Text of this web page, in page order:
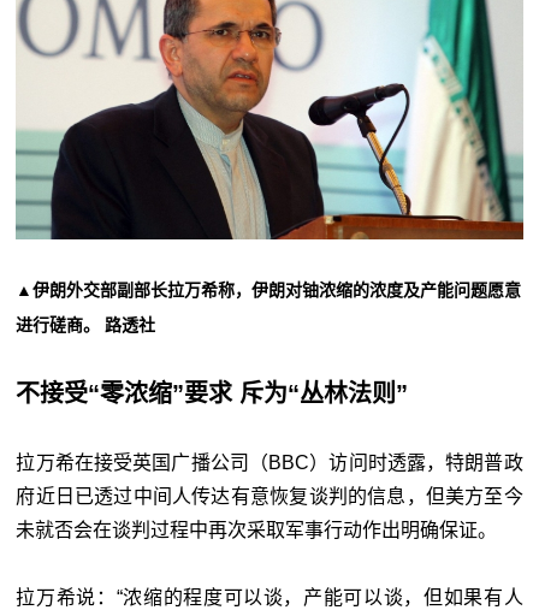
▲伊朗外交部副部长拉万希称，伊朗对铀浓缩的浓度及产能问题愿意
进行磋商。 路透社
不接受“零浓缩”要求 斥为“丛林法则”
拉万希在接受英国广播公司（BBC）访问时透露，特朗普政
府近日已透过中间人传达有意恢复谈判的信息，但美方至今
未就否会在谈判过程中再次采取军事行动作出明确保证。
拉万希说：“浓缩的程度可以谈，产能可以谈，但如果有人